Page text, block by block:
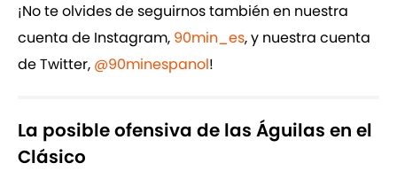
¡No te olvides de seguirnos también en nuestra
cuenta de Instagram, 90min_es, y nuestra cuenta
de Twitter, @90minespanol!
La posible ofensiva de las Águilas en el
Clásico